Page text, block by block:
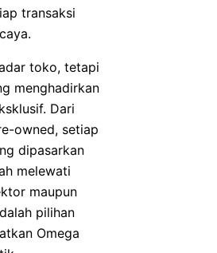
transaksi
toko, tetapi
menghadirkan
Dari
owned, setiap
dipasarkan
melewati
maupun
pilihan
Omega